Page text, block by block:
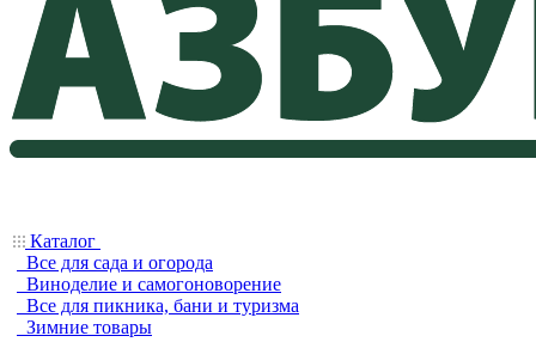
Каталог
Все для сада и огорода
Виноделие и самогоноворение
Все для пикника, бани и туризма
Зимние товары